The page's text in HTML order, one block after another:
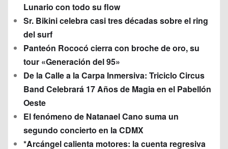
Lunario con todo su flow
Sr. Bikini celebra casi tres décadas sobre el ring
del surf
Panteón Rococó cierra con broche de oro, su
tour «Generación del 95»
De la Calle a la Carpa Inmersiva: Triciclo Circus
Band Celebrará 17 Años de Magia en el Pabellón
Oeste
El fenómeno de Natanael Cano suma un
segundo concierto en la CDMX
*Arcángel calienta motores: la cuenta regresiva